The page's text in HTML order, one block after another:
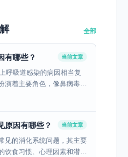
全部
有哪些？ 当前文章
呼吸道感染的病因相当复
演着主要角色，像鼻病毒、
毒、副流感病毒等众多病毒
原因有哪些？ 当前文章
见的消化系统问题，其主要
饮食习惯、心理因素和潜在